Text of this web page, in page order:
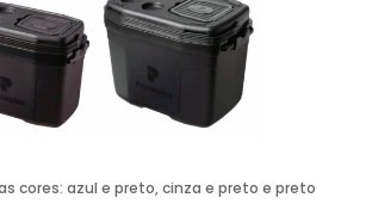
cores: azul e preto, cinza e preto e preto